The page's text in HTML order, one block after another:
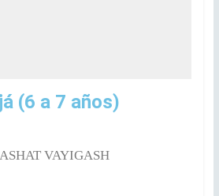
(6 a 7 años)
VAYIGASH